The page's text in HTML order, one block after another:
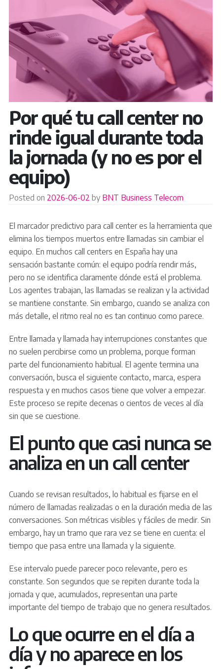
Por qué tu call center no
rinde igual durante toda
la jornada (y no es por el
equipo)
Posted on 2026-06-02 by BNT Business Telecom
El marcador predictivo para call center es la herramienta que
elimina los tiempos muertos entre llamadas sin cambiar el
equipo. En muchos call centers en España hay una
sensación bastante común: el equipo podría rendir más,
pero no se identifica claramente dónde está el problema.
Los agentes trabajan, las llamadas se realizan y la actividad
se mantiene constante. Sin embargo, cuando se analiza con
más detalle, el ritmo real no es tan continuo como parece.
Entre llamada y llamada hay interrupciones constantes que
no suelen percibirse como un problema, porque forman
parte del funcionamiento habitual. El agente termina una
conversación, busca el siguiente contacto, marca, espera
respuesta y en muchos casos tiene que volver a empezar.
Este proceso se repite decenas o cientos de veces al día
sin que se cuestione.
El punto que casi nunca se
analiza en un call center
Cuando se revisan resultados, lo habitual es fijarse en el
número de llamadas realizadas o en la duración media de las
conversaciones. Son métricas visibles y fáciles de medir. Sin
embargo, hay un tramo que rara vez se tiene en cuenta: el
tiempo que pasa entre una llamada y la siguiente.
Ese intervalo puede parecer poco relevante, pero es
constante. Son segundos que se repiten durante toda la
jornada y que, acumulados, representan una parte
importante del tiempo de trabajo que no genera resultados.
Lo que ocurre en el día a
día y no aparece en los